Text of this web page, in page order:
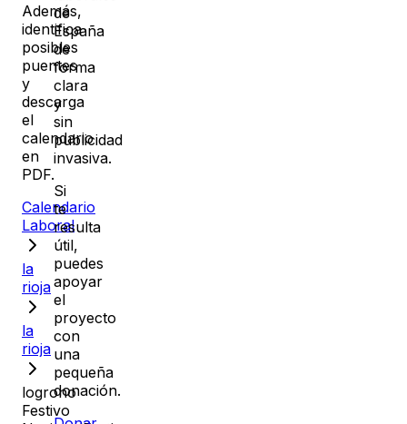
Además,
identifica
posibles
puentes
y
descarga
el
calendario
en
PDF.
Calendario
Laboral
la
rioja
la
rioja
logrono
Festivo
de
España
de
forma
clara
y
sin
publicidad
invasiva.
Si
te
resulta
útil,
puedes
apoyar
el
proyecto
con
una
pequeña
donación.